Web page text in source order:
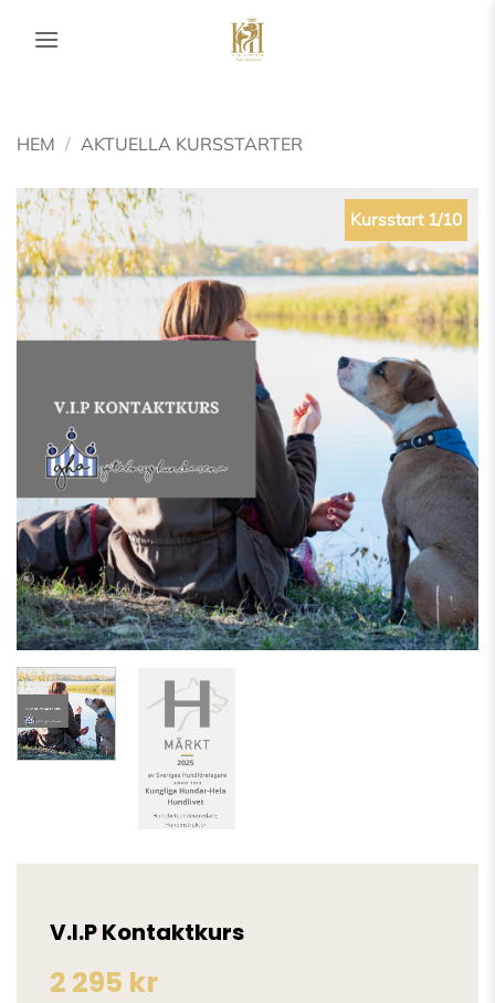
HEM / AKTUELLA KURSSTARTER
Kursstart 1/10
V.I.P Kontaktkurs
2 295 kr